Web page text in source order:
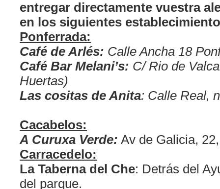
entregar directamente vuestra
en los siguientes
Ponferrada:
Café de Arlés: Calle Ancha 18
Café Bar Melani’s: C/ Rio de
Huertas)
Las cositas de Anita: Calle Real,
Cacabelos:
A Curuxa Verde: Av de Galicia,
Carracedelo:
La Taberna del Che: Detrás del
del parque.